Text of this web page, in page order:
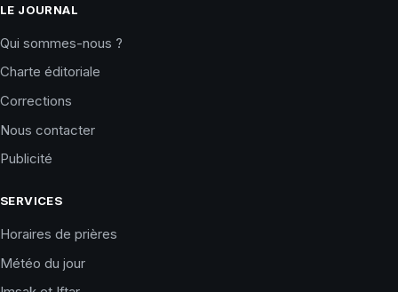
LE JOURNAL
Qui sommes-nous ?
Charte éditoriale
Corrections
Nous contacter
Publicité
SERVICES
Horaires de prières
Météo du jour